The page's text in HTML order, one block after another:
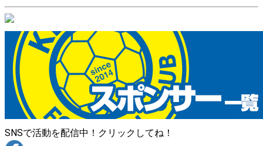
SNSで活動を配信中！クリックしてね！